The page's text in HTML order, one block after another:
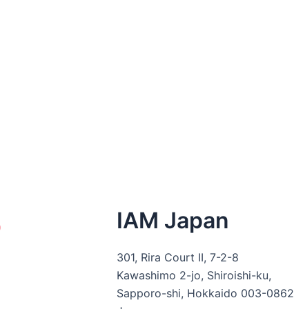
IAM Japan
301, Rira Court II, 7-2-8
Kawashimo 2-jo, Shiroishi-ku,
Sapporo-shi, Hokkaido 003-0862